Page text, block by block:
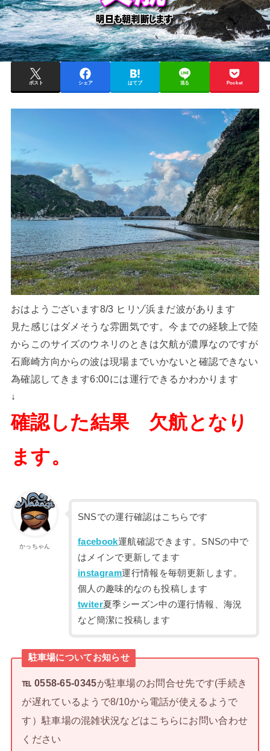
ポスト シェア はてブ 送る Pocket
おはようございます8/3 ヒリゾ浜まだ波があります
見た感じはダメそうな雰囲気です。今までの経験上で陸
からこのサイズのウネリのときは欠航が濃厚なのですが
石廊崎方向からの波は現場までいかないと確認できない
為確認してきます6:00には運行できるかわかります
↓
確認した結果 欠航となり
ます。
かっちゃん
SNSでの運行確認はこちらです
facebook運航確認できます。SNSの中で
はメインで更新してます
instagram運行情報を毎朝更新します。
個人の趣味的なのも投稿します
twiter夏季シーズン中の運行情報、海況
など簡潔に投稿します
駐車場についてお知らせ
℡ 0558-65-0345が駐車場のお問合せ先です(手続き
が遅れているようで8/10から電話が使えるようで
す）駐車場の混雑状況などはこちらにお問い合わせ
ください